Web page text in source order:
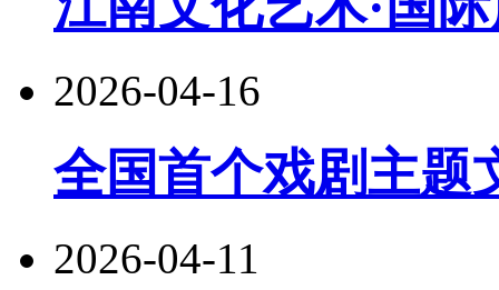
2026-04-16
全国首个戏剧主题
2026-04-11